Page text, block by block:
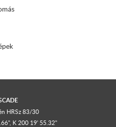
HRSz 83/30
K 200 19' 55.32"